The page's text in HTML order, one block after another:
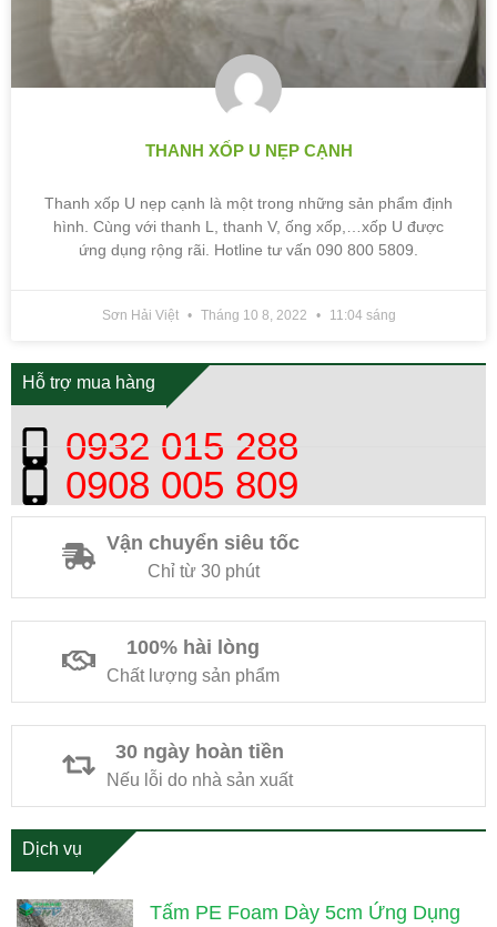
Hỗ trợ mua hàng
0932 015 288
0908 005 809
Vận chuyển siêu tốc
Chỉ từ 30 phút
100% hài lòng
Chất lượng sản phẩm
30 ngày hoàn tiền
Nếu lỗi do nhà sản xuất
Dịch vụ
Tấm PE Foam Dày 5cm Ứng Dụng
THANH XỐP U NẸP CẠNH
Thanh xốp U nẹp cạnh là một trong những sản phẩm định
hình. Cùng với thanh L, thanh V, ống xốp,…xốp U được
ứng dụng rộng rãi. Hotline tư vấn 090 800 5809.
Sơn Hải Việt Tháng 10 8, 2022 11:04 sáng